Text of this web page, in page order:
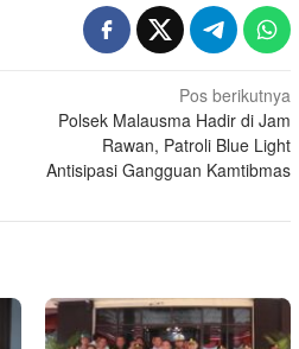
Pos berikutnya
Polsek Malausma Hadir di Jam
Rawan, Patroli Blue Light
Antisipasi Gangguan Kamtibmas